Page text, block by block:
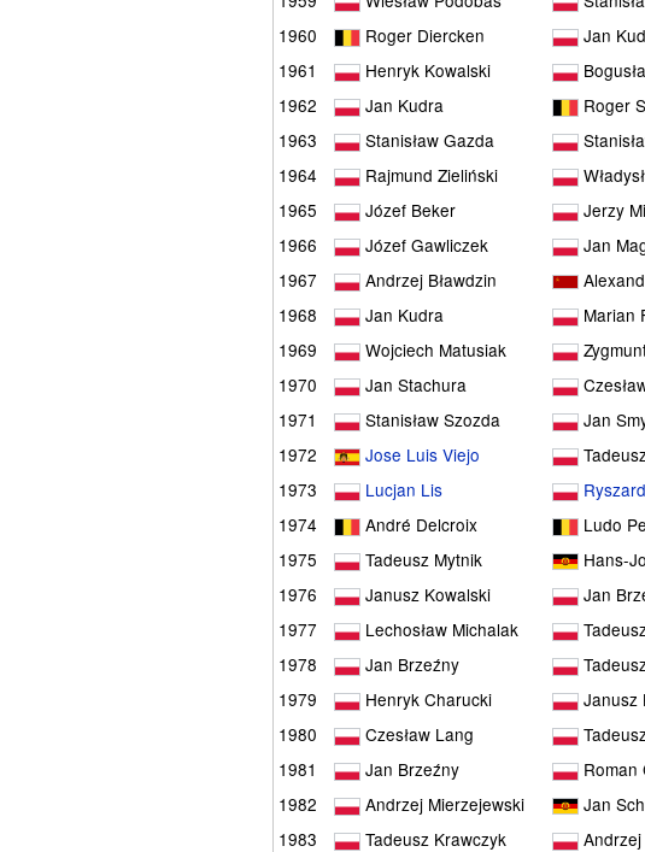
1960
Roger Diercken Jan
1961
Henryk Kowalski
1962
Jan Kudra Roger
1963
Stanisław Gazda
1964
Rajmund Zieliński
1965
Józef Beker Jerzy
1966
Józef Gawliczek Jan
1967
Andrzej Bławdzin
1968
Jan Kudra Marian
1969
Wojciech Matusiak
1970
Jan Stachura
1971
Stanisław Szozda Jan
1972
Jose Luis Viejo
1973
Lucjan Lis
1974
André Delcroix Ludo
1975
Tadeusz Mytnik Hans-
1976
Janusz Kowalski Jan
1977
Lechosław Michalak
1978
Jan Brzeźny
1979
Henryk Charucki Janusz
1980
Czesław Lang
1981
Jan Brzeźny Roman
1982
Andrzej Mierzejewski Jan
1983
Tadeusz Krawczyk Andrzej